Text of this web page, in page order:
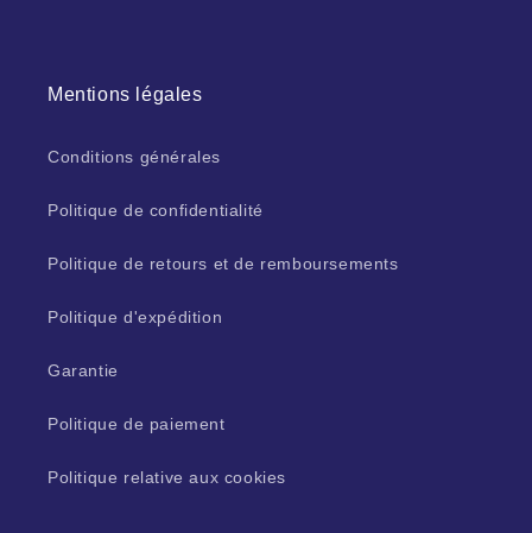
Mentions légales
Conditions générales
Politique de confidentialité
Politique de retours et de remboursements
Politique d'expédition
Garantie
Politique de paiement
Politique relative aux cookies